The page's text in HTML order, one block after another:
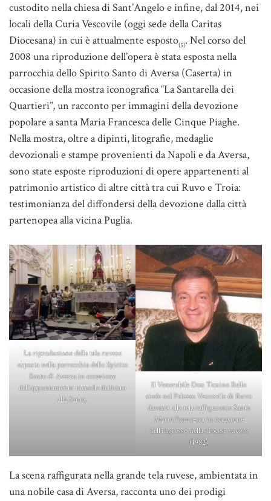
custodito nella chiesa di Sant’Angelo e infine, dal 2014, nei
locali della Curia Vescovile (oggi sede della Caritas
Diocesana) in cui è attualmente esposto(5). Nel corso del
2008 una riproduzione dell’opera è stata esposta nella
parrocchia dello Spirito Santo di Aversa (Caserta) in
occasione della mostra iconografica “La Santarella dei
Quartieri”, un racconto per immagini della devozione
popolare a santa Maria Francesca delle Cinque Piaghe.
Nella mostra, oltre a dipinti, litografie, medaglie
devozionali e stampe provenienti da Napoli e da Aversa,
sono state esposte riproduzioni di opere appartenenti al
patrimonio artistico di altre città tra cui Ruvo e Troia:
testimonianza del diffondersi della devozione dalla città
partenopea alla vicina Puglia.
La riproduzione della tela ruvese
esposta nella parrocchia dello Spirito
Santo di Aversa in occasione
dell’appuntamento mensile dedicato
alla Santa.
Il Venerabile Don Tonino Bello
siede nel Palazzo Vescovile di Ruvo
davanti alla tela raffigurante Santa
Maria Francesca in occasione
dell’ingresso nella diocesi ruvese
(1982)
La scena raffigurata nella grande tela ruvese, ambientata in
una nobile casa di Aversa, racconta uno dei prodigi